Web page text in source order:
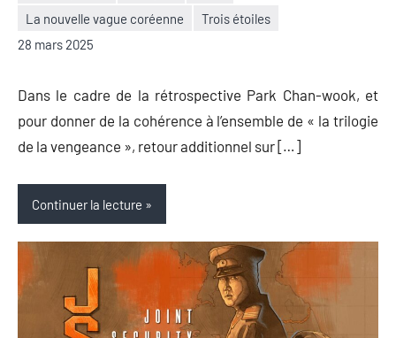
La nouvelle vague coréenne
Trois étoiles
28 mars 2025
Nicolas
Auger
Aucun
commentaire
Dans le cadre de la rétrospective Park Chan-wook, et
pour donner de la cohérence à l’ensemble de « la trilogie
de la vengeance », retour additionnel sur […]
Continuer la lecture